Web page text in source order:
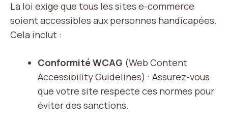
La loi exige que tous les sites e-commerce
soient accessibles aux personnes handicapées.
Cela inclut :
Conformité WCAG (Web Content
Accessibility Guidelines) : Assurez-vous
que votre site respecte ces normes pour
éviter des sanctions.